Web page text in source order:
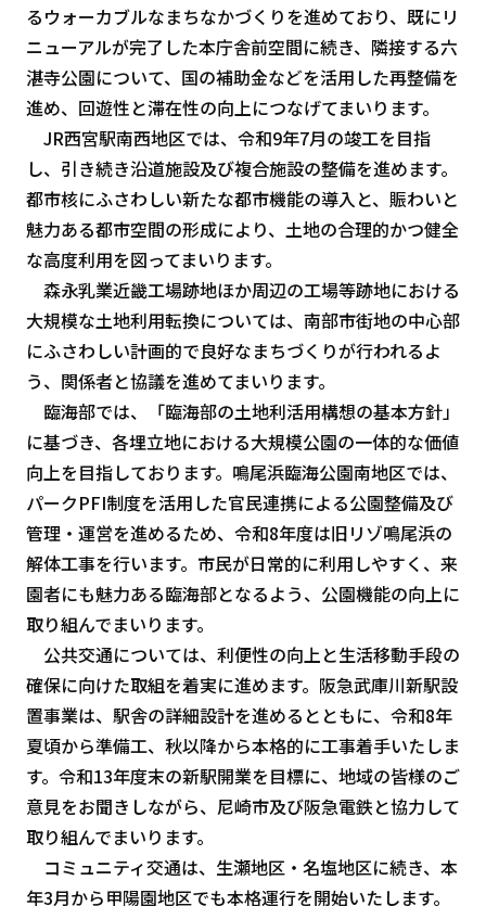
るウォーカブルなまちなかづくりを進めており、既にリ
ニューアルが完了した本庁舎前空間に続き、隣接する六
湛寺公園について、国の補助金などを活用した再整備を
進め、回遊性と滞在性の向上につなげてまいります。
JR西宮駅南西地区では、令和9年7月の竣工を目指
し、引き続き沿道施設及び複合施設の整備を進めます。
都市核にふさわしい新たな都市機能の導入と、賑わいと
魅力ある都市空間の形成により、土地の合理的かつ健全
な高度利用を図ってまいります。
森永乳業近畿工場跡地ほか周辺の工場等跡地における
大規模な土地利用転換については、南部市街地の中心部
にふさわしい計画的で良好なまちづくりが行われるよ
う、関係者と協議を進めてまいります。
臨海部では、「臨海部の土地利活用構想の基本方針」
に基づき、各埋立地における大規模公園の一体的な価値
向上を目指しております。鳴尾浜臨海公園南地区では、
パークPFI制度を活用した官民連携による公園整備及び
管理・運営を進めるため、令和8年度は旧リゾ鳴尾浜の
解体工事を行います。市民が日常的に利用しやすく、来
園者にも魅力ある臨海部となるよう、公園機能の向上に
取り組んでまいります。
公共交通については、利便性の向上と生活移動手段の
確保に向けた取組を着実に進めます。阪急武庫川新駅設
置事業は、駅舎の詳細設計を進めるとともに、令和8年
夏頃から準備工、秋以降から本格的に工事着手いたしま
す。令和13年度末の新駅開業を目標に、地域の皆様のご
意見をお聞きしながら、尼崎市及び阪急電鉄と協力して
取り組んでまいります。
コミュニティ交通は、生瀬地区・名塩地区に続き、本
年3月から甲陽園地区でも本格運行を開始いたします。